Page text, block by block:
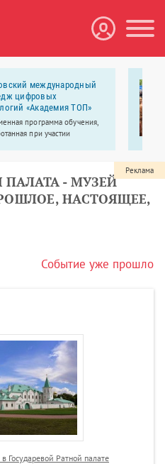
международный
цифровых
«Академия TOП»
программа обучения,
при участии
на выходе собственное
ПАЛАТА - МУЗЕЙ
НАСТОЯЩЕЕ,
Событие уже прошло
Государевой Ратной палате
Реклама